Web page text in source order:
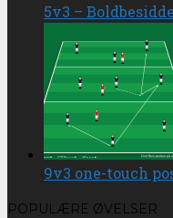
5v3 –
9v3 one-touch
POPULÆRE ØVELSER